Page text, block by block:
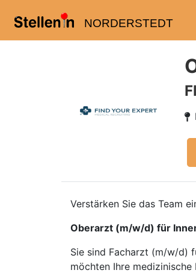
NORDERSTEDT
Verstärken Sie das Team
Oberarzt (m/w/d) für
Sie sind Facharzt (m/w/d)
möchten Ihre